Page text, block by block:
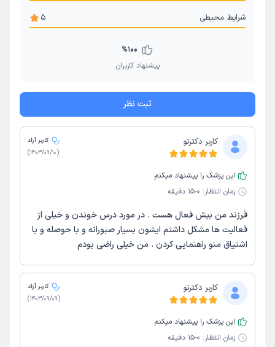
شرایط محیطی 5
%100
پیشنهاد کاربران
ثبت نظر
کاربر دکترتو
کاربر آزاد
(
1403/09/10
)
این پزشک را پیشنهاد میکنم
زمان انتظار: 0-15 دقیقه
فرزند من بیش فعال هست . در مورد درس خوندن و خیلی از
فعالیت ها مشکل داشتم ایشون بسیار صبورانه و با حوصله و با
اشتیاق منو راهنمایی کردن . من خیلی راضی بودم
کاربر دکترتو
کاربر آزاد
(
1403/09/09
)
این پزشک را پیشنهاد میکنم
زمان انتظار: 0-15 دقیقه